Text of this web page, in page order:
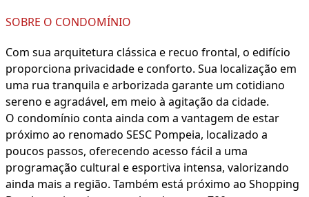
SOBRE O CONDOMÍNIO
Com sua arquitetura clássica e recuo frontal, o edifício
proporciona privacidade e conforto. Sua localização em
uma rua tranquila e arborizada garante um cotidiano
sereno e agradável, em meio à agitação da cidade.
O condomínio conta ainda com a vantagem de estar
próximo ao renomado SESC Pompeia, localizado a
poucos passos, oferecendo acesso fácil a uma
programação cultural e esportiva intensa, valorizando
ainda mais a região. Também está próximo ao Shopping